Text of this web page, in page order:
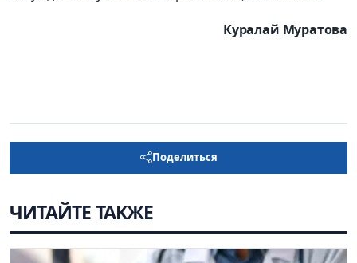
Куралай Муратова
Поделиться
ЧИТАЙТЕ ТАКЖЕ